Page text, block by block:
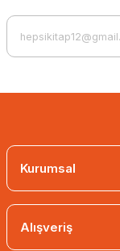
Kurumsal
Alışveriş